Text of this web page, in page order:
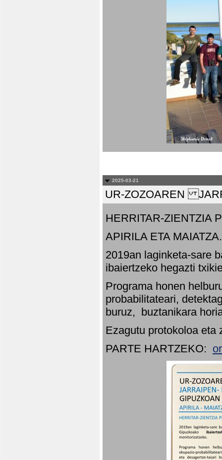
2025-03-21
UR-ZOZOAREN
HERRITAR-ZIENTZIA
APIRILA ETA MAIATZA.
2019an laginketa-sare
ibaiertzeko hegazti
Programa honen
probabilitateari,
buruz, buztanikara
Ezagutu protokoloa eta
PARTE HARTZEKO: